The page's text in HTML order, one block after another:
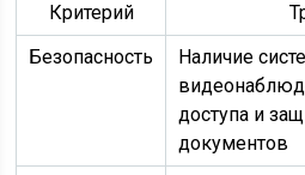
Критерий
Безопасность
Наличие
доступа и
документов